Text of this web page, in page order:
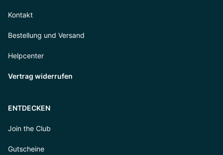
Kontakt
Bestellung und Versand
Helpcenter
Vertrag widerrufen
ENTDECKEN
Join the Club
Gutscheine